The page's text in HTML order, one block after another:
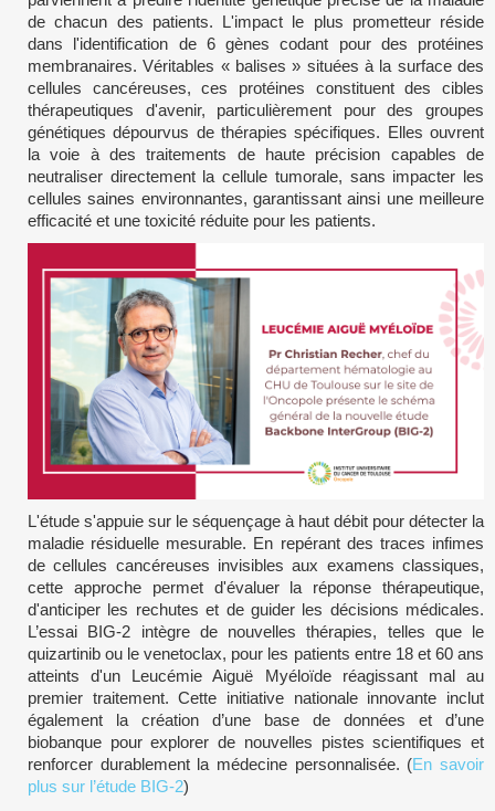
de chacun des patients. L'impact le plus prometteur réside
dans l'identification de 6 gènes codant pour des protéines
membranaires. Véritables « balises » situées à la surface des
cellules cancéreuses, ces protéines constituent des cibles
thérapeutiques d'avenir, particulièrement pour des groupes
génétiques dépourvus de thérapies spécifiques. Elles ouvrent
la voie à des traitements de haute précision capables de
neutraliser directement la cellule tumorale, sans impacter les
cellules saines environnantes, garantissant ainsi une meilleure
efficacité et une toxicité réduite pour les patients.
L'étude s'appuie sur le séquençage à haut débit pour détecter la
maladie résiduelle mesurable. En repérant des traces infimes
de cellules cancéreuses invisibles aux examens classiques,
cette approche permet d'évaluer la réponse thérapeutique,
d'anticiper les rechutes et de guider les décisions médicales.
L’essai BIG-2 intègre de nouvelles thérapies, telles que le
quizartinib ou le venetoclax, pour les patients entre 18 et 60 ans
atteints d'un Leucémie Aiguë Myéloïde réagissant mal au
premier traitement. Cette initiative nationale innovante inclut
également la création d’une base de données et d’une
biobanque pour explorer de nouvelles pistes scientifiques et
renforcer durablement la médecine personnalisée. (En savoir
plus sur l’étude BIG-2)